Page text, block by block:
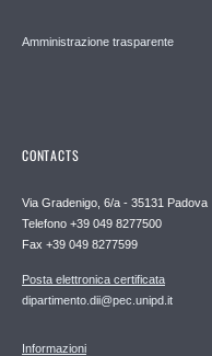
Amministrazione trasparente
CONTACTS
Via Gradenigo, 6/a - 35131 Padova
Telefono +39 049 8277500
Fax +39 049 8277599
Posta elettronica certificata
dipartimento.dii@pec.unipd.it
Informazioni